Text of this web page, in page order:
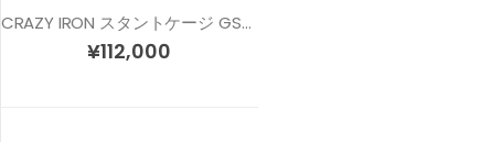
CRAZY IRON スタントケージ GSX-R600 / GSX-R750 (11-)
¥112,000